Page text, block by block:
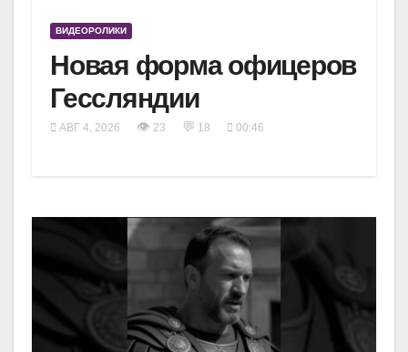
ВИДЕОРОЛИКИ
Новая форма офицеров
Гессляндии
АВГ 4, 2026 👁 23 💬 18 00:46